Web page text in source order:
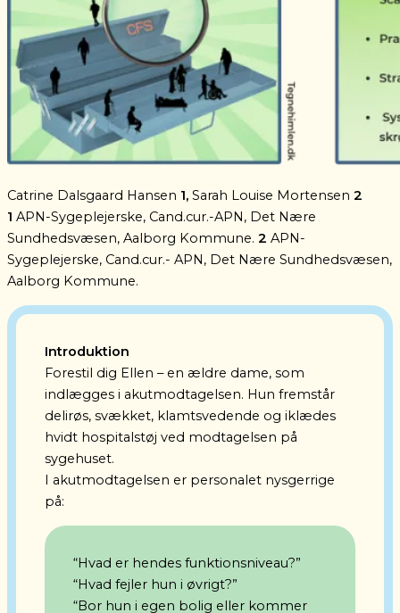
Catrine Dalsgaard Hansen 1, Sarah Louise Mortensen 2
1 APN-Sygeplejerske, Cand.cur.-APN, Det Nære
Sundhedsvæsen, Aalborg Kommune. 2 APN-
Sygeplejerske, Cand.cur.- APN, Det Nære Sundhedsvæsen,
Aalborg Kommune.
Introduktion
Forestil dig Ellen – en ældre dame, som
indlægges i akutmodtagelsen. Hun fremstår
delirøs, svækket, klamtsvedende og iklædes
hvidt hospitalstøj ved modtagelsen på
sygehuset.
I akutmodtagelsen er personalet nysgerrige
på:
“Hvad er hendes funktionsniveau?”
“Hvad fejler hun i øvrigt?”
“Bor hun i egen bolig eller kommer